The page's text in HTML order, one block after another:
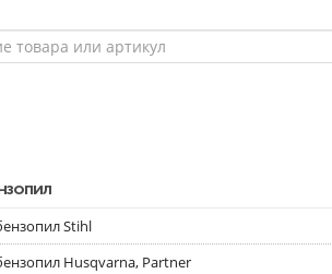
Stihl
Husqvarna, Partner